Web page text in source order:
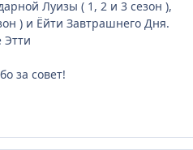
Луизы ( 1, 2 и 3 сезон ),
) и Ёйти Завтрашнего Дня.
за совет!